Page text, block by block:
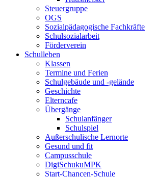
Steuergruppe
OGS
Sozialpädagogische Fachkräfte
Schulsozialarbeit
Förderverein
Schulleben
Klassen
Termine und Ferien
Schulgebäude und -gelände
Geschichte
Elterncafe
Übergänge
Schulanfänger
Schulspiel
Außerschulische Lernorte
Gesund und fit
Campusschule
DigiSchukuMPK
Start-Chancen-Schule